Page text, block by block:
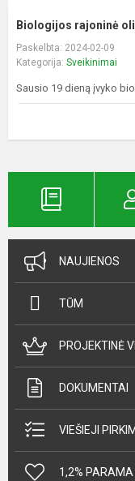
Biologijos rajoninė
Paskelbta: 2024-02-09
Kategorija: Sveikinimai
Sausio 19 dieną įvyko
NAUJIENOS
TŪM
PROJEKTINĖ
DOKUMENTAI
VIEŠIEJI
1,2% PARAMA